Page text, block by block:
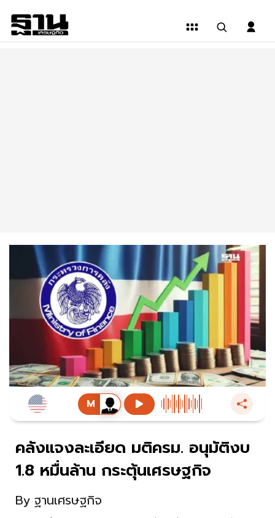
คลังแจงละเอียด มติครม. อนุมัติงบ
1.8 หมื่นล้าน กระตุ้นเศรษฐกิจ
By ฐานเศรษฐกิจ